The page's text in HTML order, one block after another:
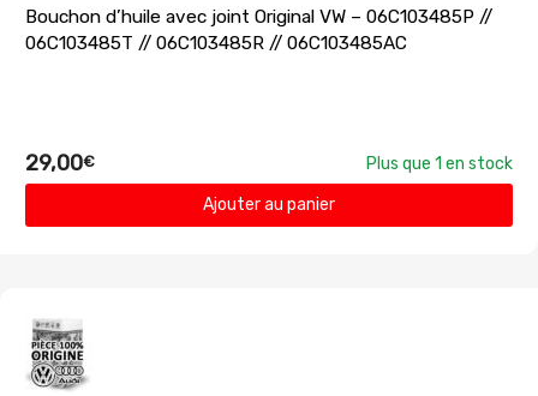
Bouchon d’huile avec joint Original VW – 06C103485P //
06C103485T // 06C103485R // 06C103485AC
29,00€
Plus que 1 en stock
Ajouter au panier